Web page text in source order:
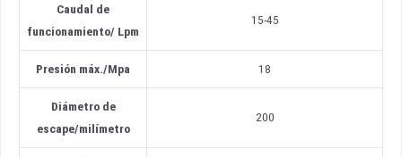
Caudal de
funcionamiento/ Lpm
15-45
Presión máx./Mpa 18
Diámetro de
escape/milímetro
200